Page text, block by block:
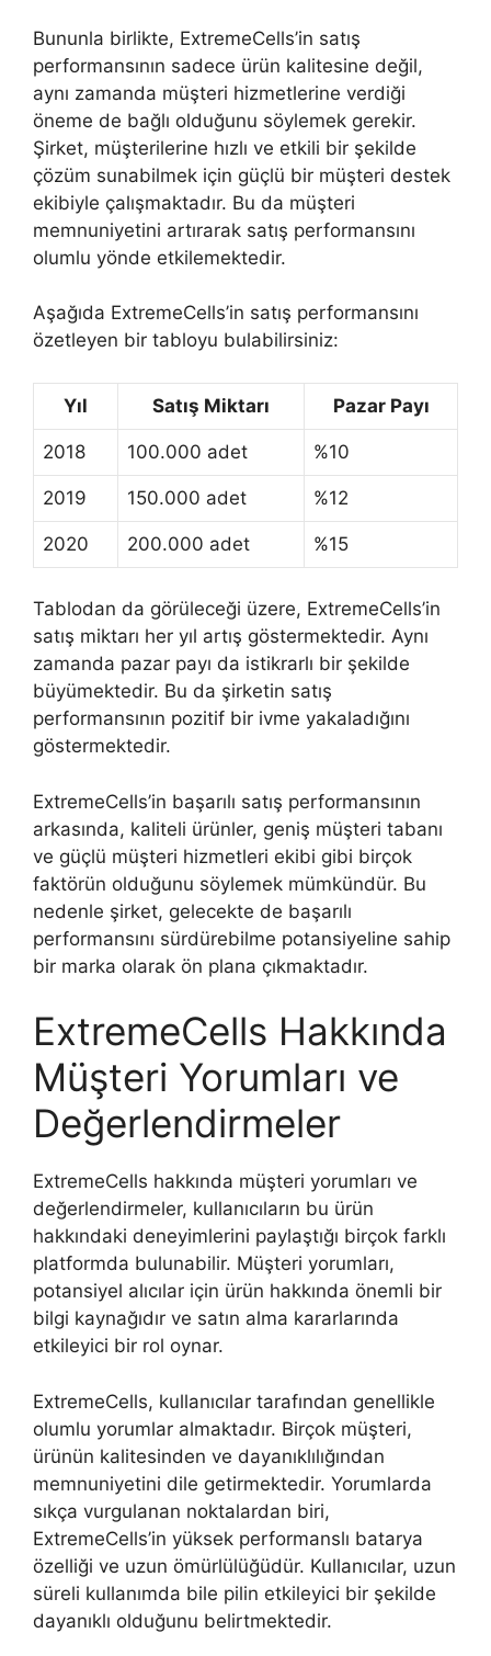
Bununla birlikte, ExtremeCells’in satış
performansının sadece ürün kalitesine değil,
aynı zamanda müşteri hizmetlerine verdiği
öneme de bağlı olduğunu söylemek gerekir.
Şirket, müşterilerine hızlı ve etkili bir şekilde
çözüm sunabilmek için güçlü bir müşteri destek
ekibiyle çalışmaktadır. Bu da müşteri
memnuniyetini artırarak satış performansını
olumlu yönde etkilemektedir.
Aşağıda ExtremeCells’in satış performansını
özetleyen bir tabloyu bulabilirsiniz:
Yıl Satış Miktarı Pazar Payı
2018 100.000 adet %10
2019 150.000 adet %12
2020 200.000 adet %15
Tablodan da görüleceği üzere, ExtremeCells’in
satış miktarı her yıl artış göstermektedir. Aynı
zamanda pazar payı da istikrarlı bir şekilde
büyümektedir. Bu da şirketin satış
performansının pozitif bir ivme yakaladığını
göstermektedir.
ExtremeCells’in başarılı satış performansının
arkasında, kaliteli ürünler, geniş müşteri tabanı
ve güçlü müşteri hizmetleri ekibi gibi birçok
faktörün olduğunu söylemek mümkündür. Bu
nedenle şirket, gelecekte de başarılı
performansını sürdürebilme potansiyeline sahip
bir marka olarak ön plana çıkmaktadır.
ExtremeCells Hakkında
Müşteri Yorumları ve
Değerlendirmeler
ExtremeCells hakkında müşteri yorumları ve
değerlendirmeler, kullanıcıların bu ürün
hakkındaki deneyimlerini paylaştığı birçok farklı
platformda bulunabilir. Müşteri yorumları,
potansiyel alıcılar için ürün hakkında önemli bir
bilgi kaynağıdır ve satın alma kararlarında
etkileyici bir rol oynar.
ExtremeCells, kullanıcılar tarafından genellikle
olumlu yorumlar almaktadır. Birçok müşteri,
ürünün kalitesinden ve dayanıklılığından
memnuniyetini dile getirmektedir. Yorumlarda
sıkça vurgulanan noktalardan biri,
ExtremeCells’in yüksek performanslı batarya
özelliği ve uzun ömürlülüğüdür. Kullanıcılar, uzun
süreli kullanımda bile pilin etkileyici bir şekilde
dayanıklı olduğunu belirtmektedir.